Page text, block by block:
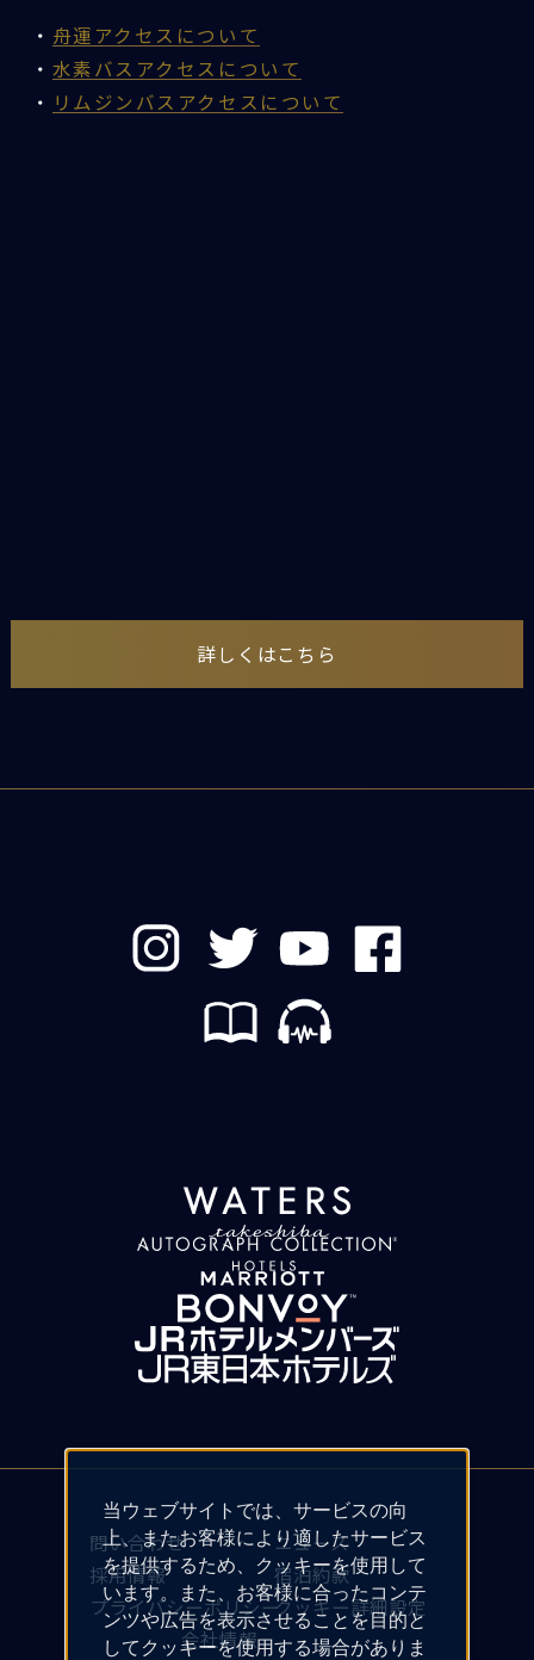
・ 舟運アクセスについて
・ 水素バスアクセスについて
・
リムジンバスアクセスについて
詳しくはこちら
問い合わせ
ニュース
採用情報
宿泊約款
プライバシーポリシークッキー詳細設定
会社情報
当ウェブサイトでは、サービスの向
上、またお客様により適したサービス
を提供するため、クッキーを使用して
います。また、お客様に合ったコンテ
ンツや広告を表示させることを目的と
してクッキーを使用する場合がありま